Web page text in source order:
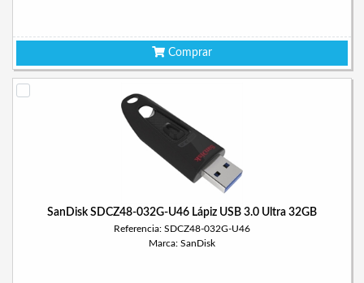
Comprar
SanDisk SDCZ48-032G-U46 Lápiz USB 3.0 Ultra 32GB
Referencia: SDCZ48-032G-U46
Marca: SanDisk